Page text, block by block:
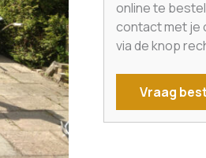
online te
contact met je
via de knop
Vraag